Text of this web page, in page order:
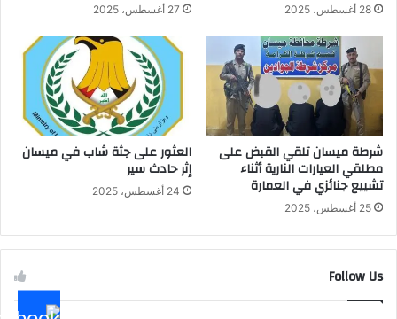
28 أغسطس، 2025 27 أغسطس، 2025
شرطة ميسان تلقي القبض على
مطلقي العيارات النارية أثناء
تشييع جنائزي في العمارة
25 أغسطس، 2025
العثور على جثة شاب في ميسان
إثر حادث سير
24 أغسطس، 2025
Follow Us